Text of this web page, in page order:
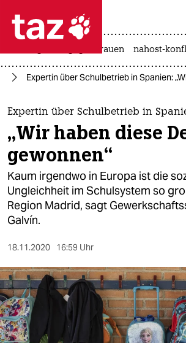
 taz zahl ich
taz zahl ich
themen
politik
öko
gesellschaft
kultur
sport
berlin
nord
wahrheit
gewalt gegen frauen nahost-
Expertin über Schulbetrieb in Spanien:
Expertin über Schulbetrieb in
„Wir haben diese
gewonnen“
Kaum irgendwo in Europa ist die
Ungleichheit im Schulsystem so
Region Madrid, sagt
Galvín.
18.11.2020 16:59 Uhr